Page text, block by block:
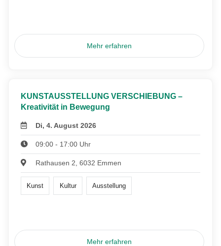
Mehr erfahren
KUNSTAUSSTELLUNG VERSCHIEBUNG –
Kreativität in Bewegung
Di, 4. August 2026
09:00 - 17:00 Uhr
Rathausen 2, 6032 Emmen
Kunst Kultur Ausstellung
Mehr erfahren